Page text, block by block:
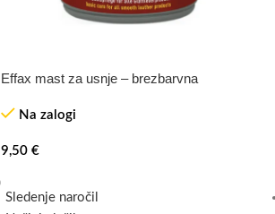
Effax mast za usnje – brezbarvna
Na zalogi
9,50 €
Sledenje naročil